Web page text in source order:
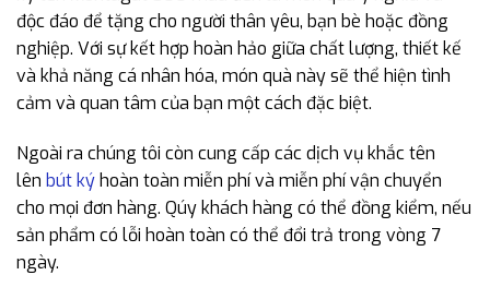
độc đáo để tặng cho người thân yêu, bạn bè hoặc đồng
nghiệp. Với sự kết hợp hoàn hảo giữa chất lượng, thiết kế
và khả năng cá nhân hóa, món quà này sẽ thể hiện tình
cảm và quan tâm của bạn một cách đặc biệt.
Ngoài ra chúng tôi còn cung cấp các dịch vụ khắc tên
lên bút kýhoàn toàn miễn phí và miễn phí vận chuyển
cho mọi đơn hàng. Qúy khách hàng có thể đồng kiểm, nếu
sản phẩm có lỗi hoàn toàn có thể đổi trả trong vòng 7
ngày.